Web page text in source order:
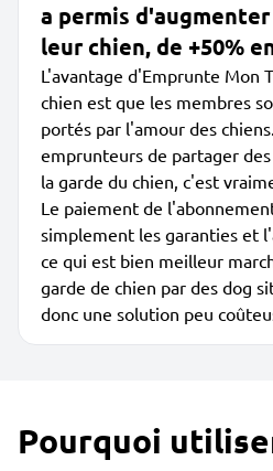
a permis
leur chien, de +50%
L'avantage d'Emprunte Mon
chien est que les membres
portés par l'amour des
emprunteurs de partager
la garde du chien, c'est
Le paiement de
simplement les garanties et
ce qui est bien meilleur
garde de chien par des dog
donc une solution peu
Pourquoi